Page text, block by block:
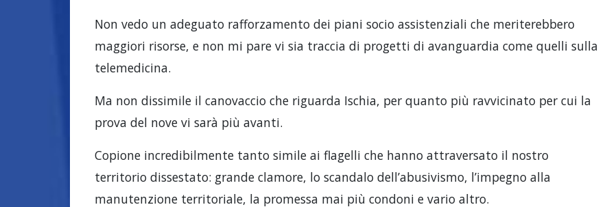
Non vedo un adeguato rafforzamento dei piani socio assistenziali che meriterebbero
maggiori risorse, e non mi pare vi sia traccia di progetti di avanguardia come quelli sulla
telemedicina.
Ma non dissimile il canovaccio che riguarda Ischia, per quanto più ravvicinato per cui la
prova del nove vi sarà più avanti.
Copione incredibilmente tanto simile ai flagelli che hanno attraversato il nostro
territorio dissestato: grande clamore, lo scandalo dell’abusivismo, l’impegno alla
manutenzione territoriale, la promessa mai più condoni e vario altro.